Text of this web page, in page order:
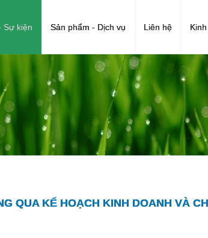
Sự kiện Sản phẩm - Dịch vụ Liên hệ
QUA KẾ HOẠCH KINH DOANH VÀ